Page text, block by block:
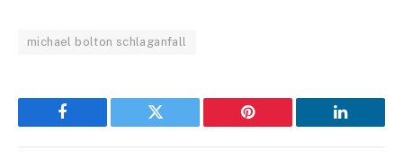
michael bolton schlaganfall
Facebook Twitter Pinterest LinkedIn